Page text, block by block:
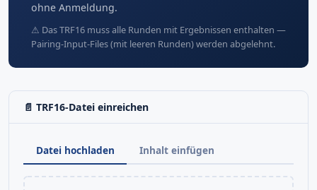
ohne Anmeldung.
⚠ Das TRF16 muss alle Runden mit Ergebnissen enthalten —
Pairing-Input-Files (mit leeren Runden) werden abgelehnt.
📄 TRF16-Datei einreichen
Datei hochladen Inhalt einfügen